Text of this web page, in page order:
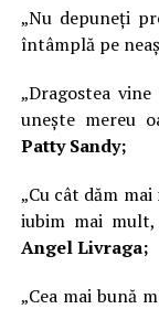
„Nu depuneți
întâmplă pe
„Dragostea
unește mereu
Patty Sandy;
„Cu cât dăm
iubim mai
Angel Livraga;
„Cea mai bună